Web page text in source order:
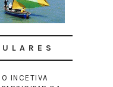
INCETIVA